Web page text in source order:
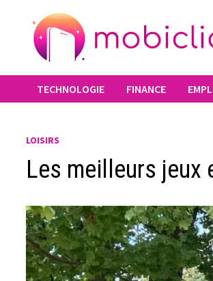
contenu
TECHNOLOGIE FINANCE
LOISIRS
Les meilleurs jeux